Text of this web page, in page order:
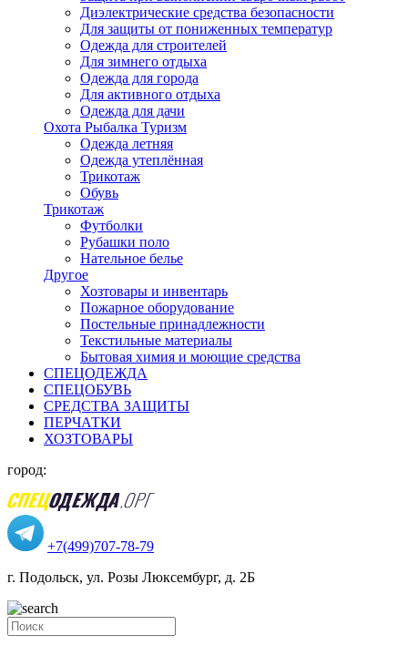
Диэлектрические средства безопасности
Для защиты от пониженных температур
Одежда для строителей
Для зимнего отдыха
Одежда для города
Для активного отдыха
Одежда для дачи
Охота Рыбалка Туризм
Одежда летняя
Одежда утеплённая
Трикотаж
Обувь
Трикотаж
Футболки
Рубашки поло
Нательное белье
Другое
Хозтовары и инвентарь
Пожарное оборудование
Постельные принадлежности
Текстильные материалы
Бытовая химия и моющие средства
СПЕЦОДЕЖДА
СПЕЦОБУВЬ
СРЕДСТВА ЗАЩИТЫ
ПЕРЧАТКИ
ХОЗТОВАРЫ
город:
+7(499)707-78-79
г. Подольск, ул. Розы Люксембург, д. 2Б